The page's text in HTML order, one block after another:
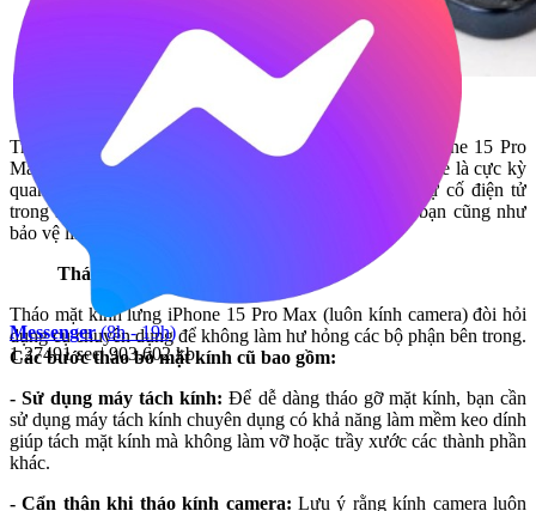
Tắt nguồn thiết bị
Trước khi bắt đầu quá trình thay thế mặt kính lưng iPhone 15 Pro
Max (luôn kính camera), việc tắt nguồn hoàn toàn iPhone là cực kỳ
quan trọng. Điều này giúp bảo vệ thiết bị khỏi các sự cố điện tử
trong suốt quá trình sửa chữa, đảm bảo an toàn cho bạn cũng như
bảo vệ linh kiện bên trong.
Tháo bỏ mặt kính cũ
Tháo mặt kính lưng iPhone 15 Pro Max (luôn kính camera) đòi hỏi
dụng cụ chuyên dụng để không làm hư hỏng các bộ phận bên trong.
Các bước tháo bỏ mặt kính cũ bao gồm:
- Sử dụng máy tách kính: Để dễ dàng tháo gỡ mặt kính, bạn cần
sử dụng máy tách kính chuyên dụng có khả năng làm mềm keo dính
giúp tách mặt kính mà không làm vỡ hoặc trầy xước các thành phần
khác.
- Cẩn thận khi tháo kính camera: Lưu ý rằng kính camera luôn
Messenger (8h - 19h)
1.27491 sec| 903.602 kb